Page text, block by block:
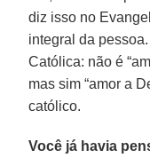
diz isso no
integral da
Católica: não é
mas sim “amor a
católico.
Você já havia